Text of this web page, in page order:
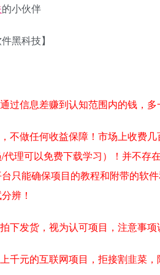
的小伙伴
黑科技】
过信息差赚到认知范围内的钱，多
不做任何收益保障！市场上收费
理可以免费下载学习）！并不存
只能确保项目的教程和附带的软
辨！
下发货，视为认可项目，注意事项
千元的互联网项目，拒接割韭菜，